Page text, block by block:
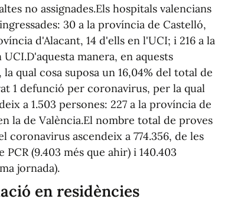
no assignades.Els hospitals valencians
30 a la província de Castelló,
d'Alacant, 14 d'ells en l'UCI; i 216 a la
manera, en aquests
qual cosa suposa un 16,04% del total de
1 defunció per coronavirus, per la qual
a 1.503 persones: 227 a la província de
la de València.El nombre total de proves
ascendeix a 774.356, de les
(9.403 més que ahir) i 140.403
jornada).
en residències